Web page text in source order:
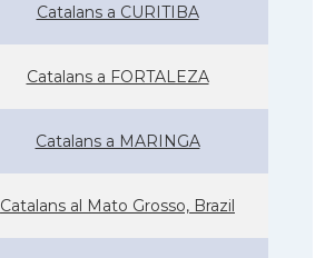
Catalans a CURITIBA
Catalans a FORTALEZA
Catalans a MARINGA
Catalans al Mato Grosso, Brazil